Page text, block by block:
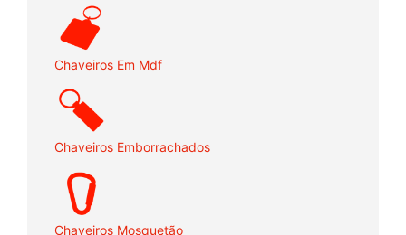
Chaveiros Em Mdf
Chaveiros Emborrachados
Chaveiros Mosquetão